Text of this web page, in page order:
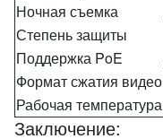
Ночная съемка
Степень защиты
Поддержка PoE
Формат сжатия видео
Рабочая температура
Заключение: